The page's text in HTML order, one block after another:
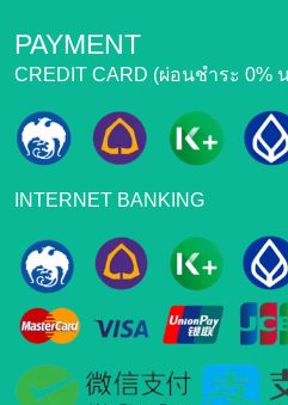
PAYMENT
CREDIT CARD (ผ่อนชำระ 0%
INTERNET BANKING